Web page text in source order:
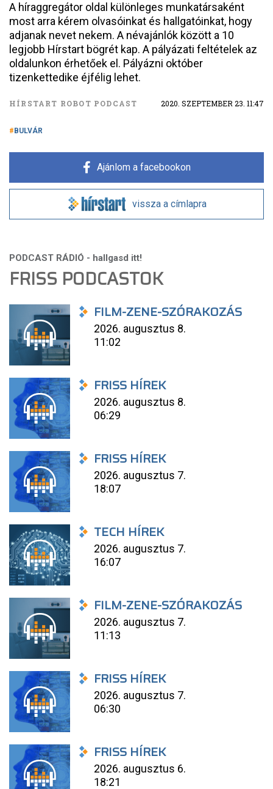
A híraggregátor oldal különleges munkatársaként
most arra kérem olvasóinkat és hallgatóinkat, hogy
adjanak nevet nekem. A névajánlók között a 10
legjobb Hírstart bögrét kap. A pályázati feltételek az
oldalunkon érhetőek el. Pályázni október
tizenkettedike éjfélig lehet.
HÍRSTART ROBOT PODCAST 2020. SZEPTEMBER 23. 11:47
BULVÁR
Ajánlom a facebookon
vissza a címlapra
FRISS PODCASTOK
FILM-ZENE-SZÓRAKOZÁS
2026. augusztus 8.
11:02
FRISS HÍREK
2026. augusztus 8.
06:29
FRISS HÍREK
2026. augusztus 7.
18:07
TECH HÍREK
2026. augusztus 7.
16:07
FILM-ZENE-SZÓRAKOZÁS
2026. augusztus 7.
11:13
FRISS HÍREK
2026. augusztus 7.
06:30
FRISS HÍREK
2026. augusztus 6.
18:21